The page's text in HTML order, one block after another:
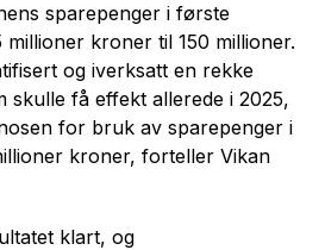
sparepenger i første
kroner til 150 millioner.
og iverksatt en rekke
skulle få effekt allerede i 2025,
for bruk av sparepenger i
kroner, forteller Vikan
klart, og